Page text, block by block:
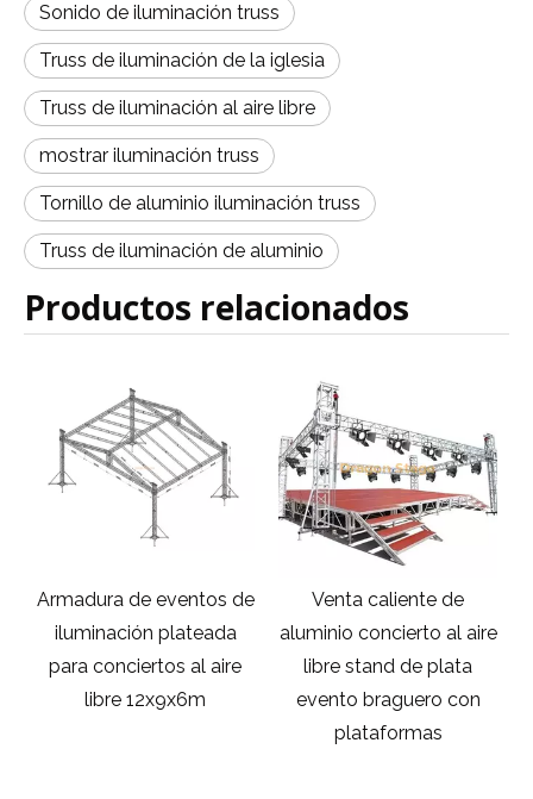
Sonido de iluminación truss
Truss de iluminación de la iglesia
Truss de iluminación al aire libre
mostrar iluminación truss
Tornillo de aluminio iluminación truss
Truss de iluminación de aluminio
Productos relacionados
Venta caliente de
aluminio concierto al aire
libre stand de plata
evento braguero con
Bloque de cadena de 2
toneladas 1 Ton Bloque
de cadena manual de
bloqueo de cadena de
elevación de la cadena